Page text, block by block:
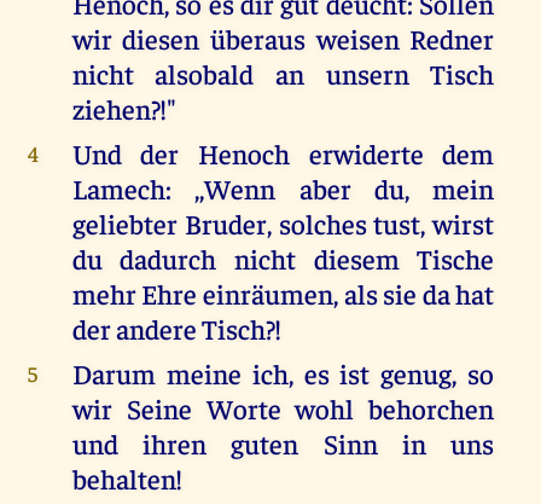
wir diesen überaus weisen Redner
nicht alsobald an unsern Tisch
ziehen?!"
4
Und der Henoch erwiderte dem
Lamech: ,,Wenn aber du, mein
geliebter Bruder, solches tust, wirst
du dadurch nicht diesem Tische
mehr Ehre einräumen, als sie da hat
der andere Tisch?!
5
Darum meine ich, es ist genug, so
wir Seine Worte wohl behorchen
und ihren guten Sinn in uns
behalten!